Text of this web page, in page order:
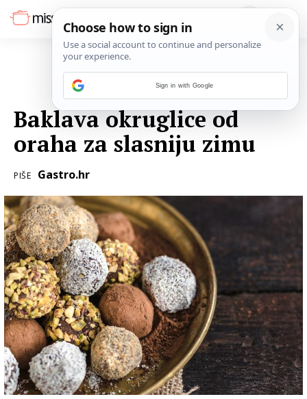
Baklava okruglice od
oraha za slasniju zimu
PIŠE Gastro.hr
Sign in with Google